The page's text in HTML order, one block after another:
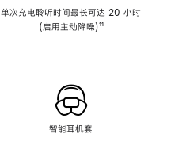
单次充电聆听时间最长可达 20 小时
(启用主动降噪)脚
¹¹
智能耳机套